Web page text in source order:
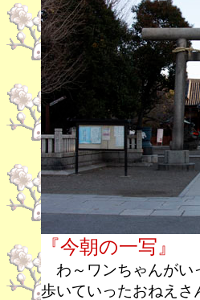
『今朝の一写』
わ～ワンちゃんがい
歩いていったおねえさ